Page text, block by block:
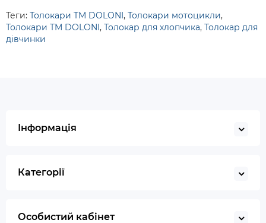
Теги: Толокари TM DOLONI, Толокари мотоцикли,
Толокари TM DOLONI, Толокар для хлопчика, Толокар для
дівчинки
Інформація
Категорії
Особистий кабінет